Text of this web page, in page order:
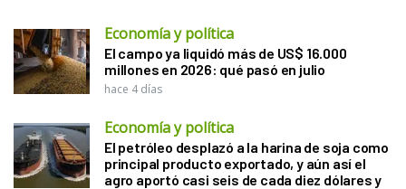
Economía y política
El campo ya liquidó más de US$ 16.000
millones en 2026: qué pasó en julio
hace 4 días
Economía y política
El petróleo desplazó a la harina de soja como
principal producto exportado, y aún así el
agro aportó casi seis de cada diez dólares y